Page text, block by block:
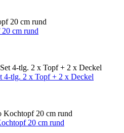
cm rund
4-tlg. 2 x Topf + 2 x Deckel
20 cm rund